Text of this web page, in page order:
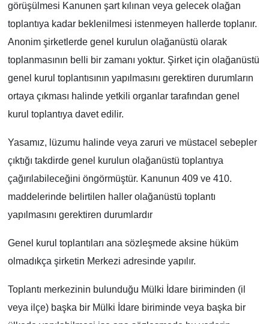
görüşülmesi Kanunen şart kılınan veya gelecek olağan
toplantıya kadar beklenilmesi istenmeyen hallerde toplanır.
Anonim şirketlerde genel kurulun olağanüstü olarak
toplanmasının belli bir zamanı yoktur. Şirket için olağanüstü
genel kurul toplantısının yapılmasını gerektiren durumların
ortaya çıkması halinde yetkili organlar tarafından genel
kurul toplantıya davet edilir.
Yasamız, lüzumu halinde veya zaruri ve müstacel sebepler
çıktığı takdirde genel kurulun olağanüstü toplantıya
çağırılabileceğini öngörmüştür. Kanunun 409 ve 410.
maddelerinde belirtilen haller olağanüstü toplantı
yapılmasını gerektiren durumlardır
Genel kurul toplantıları ana sözleşmede aksine hüküm
olmadıkça şirketin Merkezi adresinde yapılır.
Toplantı merkezinin bulunduğu Mülki İdare biriminden (il
veya ilçe) başka bir Mülki İdare biriminde veya başka bir